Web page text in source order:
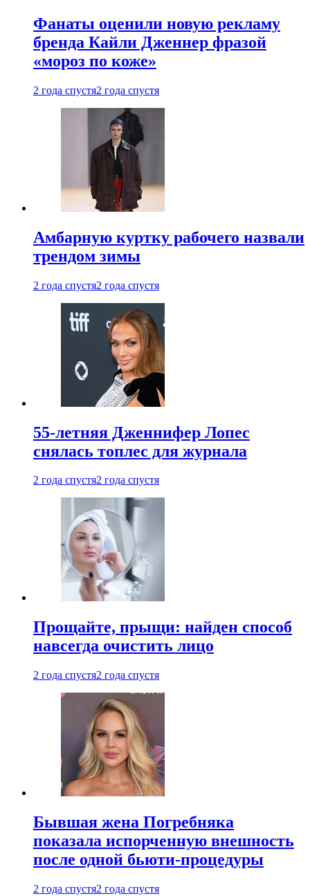
Фанаты оценили новую рекламу
бренда Кайли Дженнер фразой
«мороз по коже»
2 года спустя2 года спустя
Амбарную куртку рабочего назвали
трендом зимы
2 года спустя2 года спустя
55-летняя Дженнифер Лопес
снялась топлес для журнала
2 года спустя2 года спустя
Прощайте, прыщи: найден способ
навсегда очистить лицо
2 года спустя2 года спустя
Бывшая жена Погребняка
показала испорченную внешность
после одной бьюти-процедуры
2 года спустя2 года спустя